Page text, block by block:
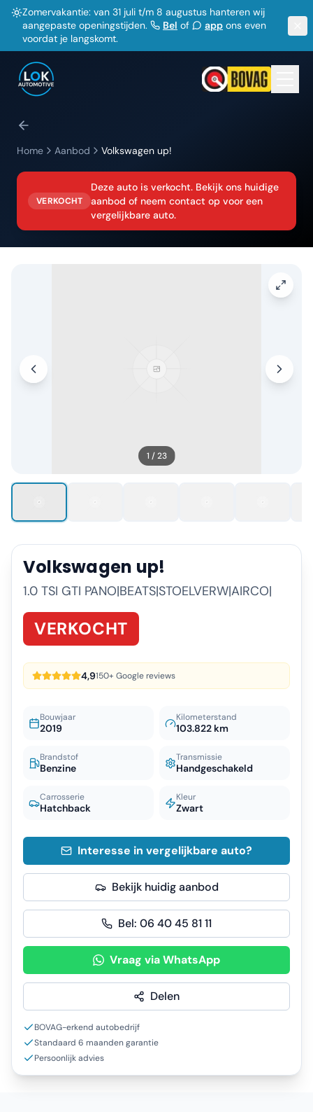
Zomervakantie: van 31 juli t/m 8 augustus hanteren wij
aangepaste openingstijden.
Bel of app ons even
voordat je langskomt.
Home Aanbod Volkswagen up!
VERKOCHT
Deze auto is verkocht. Bekijk ons huidige
aanbod of neem contact op voor een
vergelijkbare auto.
1 /23
Volkswagen up!
1.0 TSI GTI PANO|BEATS|STOELVERW|AIRCO|
VERKOCHT
4,9150+ Google reviews
Bouwjaar
2019
Kilometerstand
103.822 km
Brandstof
Benzine
Transmissie
Handgeschakeld
Carrosserie
Hatchback
Kleur
Zwart
Interesse in vergelijkbare auto?
Bekijk huidig aanbod
Bel: 06 40 45 81 11
Vraag via WhatsApp
Delen
BOVAG-erkend autobedrijf
Standaard 6 maanden garantie
Persoonlijk advies